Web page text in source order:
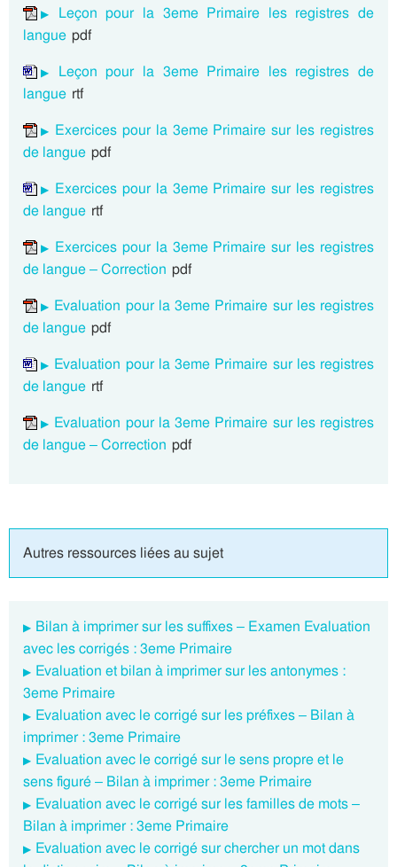
Leçon pour la 3eme Primaire les registres de
langue pdf
Leçon pour la 3eme Primaire les registres de
langue rtf
Exercices pour la 3eme Primaire sur les registres
de langue pdf
Exercices pour la 3eme Primaire sur les registres
de langue rtf
Exercices pour la 3eme Primaire sur les registres
de langue – Correction pdf
Evaluation pour la 3eme Primaire sur les registres
de langue pdf
Evaluation pour la 3eme Primaire sur les registres
de langue rtf
Evaluation pour la 3eme Primaire sur les registres
de langue – Correction pdf
Autres ressources liées au sujet
Bilan à imprimer sur les suffixes – Examen Evaluation
avec les corrigés : 3eme Primaire
Evaluation et bilan à imprimer sur les antonymes :
3eme Primaire
Evaluation avec le corrigé sur les préfixes – Bilan à
imprimer : 3eme Primaire
Evaluation avec le corrigé sur le sens propre et le
sens figuré – Bilan à imprimer : 3eme Primaire
Evaluation avec le corrigé sur les familles de mots –
Bilan à imprimer : 3eme Primaire
Evaluation avec le corrigé sur chercher un mot dans